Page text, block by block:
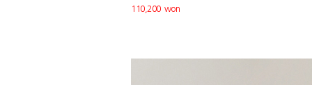
110,200 won